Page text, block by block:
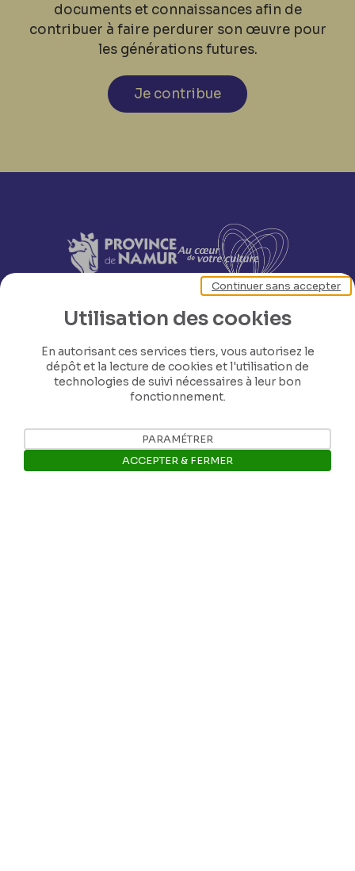
documents et connaissances afin de
contribuer à faire perdurer son œuvre pour
les générations futures.
Je contribue
Nos coordonnées
Utilisation des cookies
En autorisant ces services tiers, vous autorisez le
dépôt et la lecture de cookies et l'utilisation de
technologies de suivi nécessaires à leur bon
fonctionnement.
Continuer sans accepter
PARAMÉTRER
ACCEPTER & FERMER